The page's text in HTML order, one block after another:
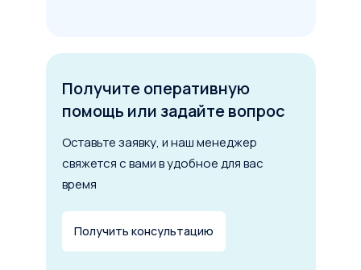
Получите оперативную
помощь или задайте вопрос
Оставьте заявку, и наш менеджер
свяжется с вами в удобное для вас
время
Получить консультацию
сделки
лизинга
Тип имущества